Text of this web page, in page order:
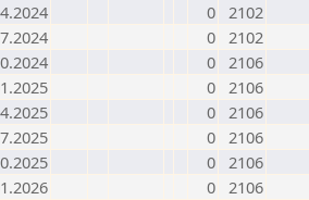
0 2102
0 2102
0 2106
0 2106
0 2106
0 2106
0 2106
0 2106